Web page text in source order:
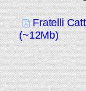
Fratelli
(~12Mb)